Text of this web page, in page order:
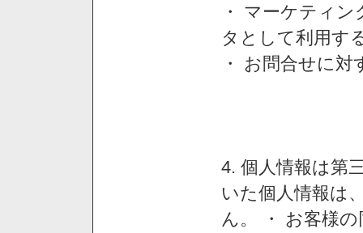
・ マーケティ
タとして利用す
・ お問合せに
4. 個人情報は第
いた個人情報は
ん。 ・ お客様